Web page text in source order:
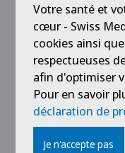
Xundheitszentrum
Votre santé et
cœur - Swiss
cookies ainsi
respectueuses
afin d'optimiser
Pour en savoir
déclaration de
Je n'accepte pas